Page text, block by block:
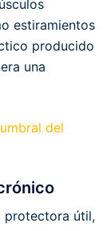
estiramientos
producido
una
del
protectora útil,